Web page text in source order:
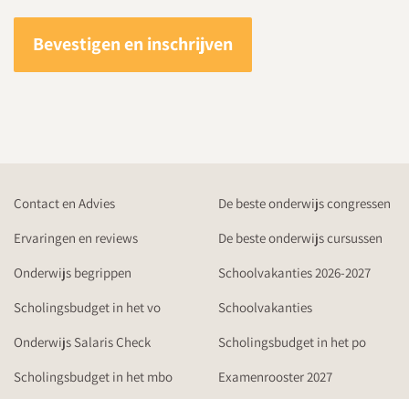
Bevestigen en inschrijven
Contact en Advies
De beste onderwijs congressen
Ervaringen en reviews
De beste onderwijs cursussen
Onderwijs begrippen
Schoolvakanties 2026-2027
Scholingsbudget in het vo
Schoolvakanties
Onderwijs Salaris Check
Scholingsbudget in het po
Scholingsbudget in het mbo
Examenrooster 2027